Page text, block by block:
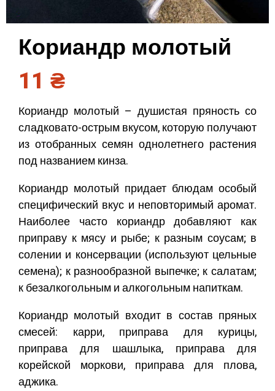
Кориандр молотый
11₴
Кориандр молотый – душистая пряность со
сладковато-острым вкусом, которую получают
из отобранных семян однолетнего растения
под названием кинза.
Кориандр молотый придает блюдам особый
специфический вкус и неповторимый аромат.
Наиболее часто кориандр добавляют как
приправу к мясу и рыбе; к разным соусам; в
солении и консервации (используют цельные
семена); к разнообразной выпечке; к салатам;
к безалкогольным и алкогольным напиткам.
Кориандр молотый входит в состав пряных
смесей: карри, приправа для курицы,
приправа для шашлыка, приправа для
корейской моркови, приправа для плова,
аджика.